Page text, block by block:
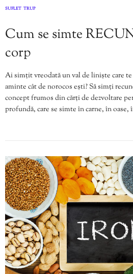
SUFLET TRUP
Cum se simte
corp
Ai simțit vreodată un val de liniște care
aminte cât de norocos ești? Să simți
concept frumos din cărți de dezvoltare
profundă, care se simte în carne, în